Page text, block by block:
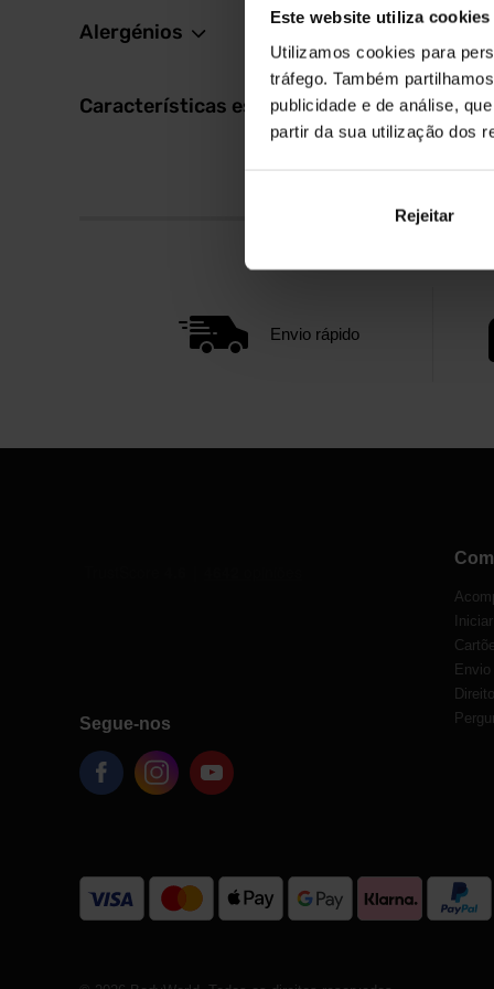
Este website utiliza cookies
Utilizamos cookies para
tráfego. Também
publicidade e de análise,
partir da sua utilização dos
Rejeitar
Alergénios
Características especiais
Envio rápido
Segue-nos